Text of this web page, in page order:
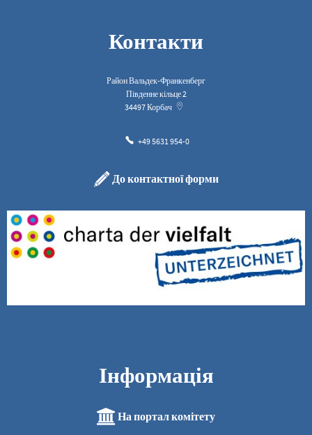
Контакти
Район Вальдек-Франкенберг
Південне кільце 2
34497Корбач
+49 5631 954-0
До контактної форми
Інформація
На портал комітету